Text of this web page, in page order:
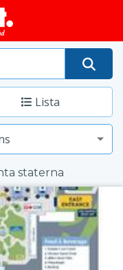
Lista
staterna